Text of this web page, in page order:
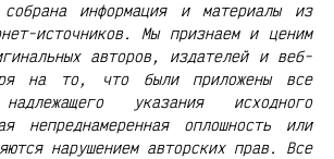
информация и материалы из
источников. Мы признаем и ценим
авторов, издателей и веб-
на то, что были приложены все
указания исходного
непреднамеренная оплошность или
нарушением авторских прав. Все